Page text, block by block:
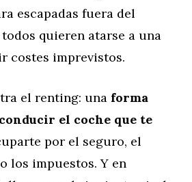
escapadas fuera del
quieren atarse a una
costes imprevistos.
el renting: una forma
el coche que te
por el seguro, el
los impuestos. Y en